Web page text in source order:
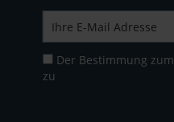
Der Bestimmung zum
zu